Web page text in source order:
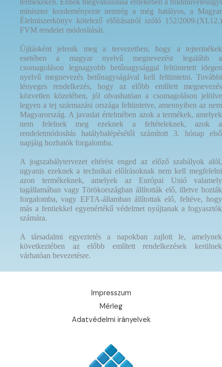
miniszter kezdeményezte nemrég a még hatályos, a Magyar
Élelmiszerkönyv kötelező előírásairól szóló 152/2009.(XI.12.)
FVM rendelet módosítását.
Újításként jelenik meg a tervezetben, hogy a tejtermékek
esetében a magyar nyelvű megnevezést legalább a
csomagoláson legnagyobb betűnagysággal feltüntetett idegen
nyelvű megnevezés betűnagyságával kell feltüntetni. További
lényeges rendelkezés, hogy az előbb említett megnevezés
közvetlen közelében, jól olvashatóan a csomagoláson jelölve
legyen a tej származási országa feltüntetve, amennyiben az nem
Magyarország. A javaslat értelmében azok a termékek, amelyek
nem felelnek meg ezeknek a feltételeknek, azok a
rendeletmódosítás hatálybalépésétől számított 3. hónap első
napjáig hozhatók forgalomba.
A jogszabálytervezet eltérést enged az előző szabályok alól,
ugyanis ezeknek a technikai előírásoknak nem kell megfelelni
azon termékeknek, amelyek az Európai Unió valamely
tagállamában vagy Törökországban állították elő, illetve hozták
forgalomba, vagy EFTA-államban állítottak elő, feltéve, hogy
más a fentiekkel egyenértékű védelmet nyújtanak a fogyasztók
számára.
A társadalmi egyeztetés a napokban zajlott le, amelynek
következtében az előbb említett rendelkezések kerülnek
várhatóan bevezetésre.
Impresszum
Mérleg
Adatvédelmi irányelvek